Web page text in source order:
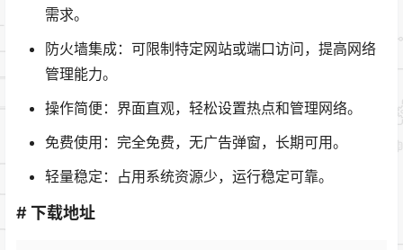
需求。
防火墙集成：可限制特定网站或端口访问，提高网络
管理能力。
操作简便：界面直观，轻松设置热点和管理网络。
免费使用：完全免费，无广告弹窗，长期可用。
轻量稳定：占用系统资源少，运行稳定可靠。
# 下载地址